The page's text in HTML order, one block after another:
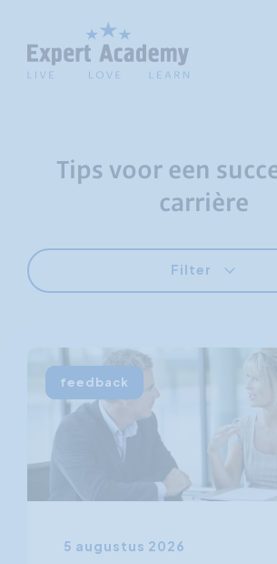
Tips voor een
carrière
Filter
feedback
5 augustus 2026